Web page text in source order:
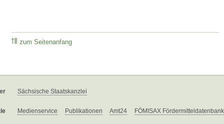
zum Seitenanfang
Sächsische Staatskanzlei
Medienservice Publikationen Amt24 FÖMISAX Fördermitteldatenbank